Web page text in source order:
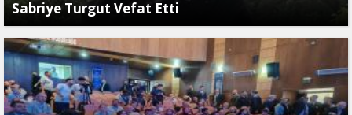
Sabriye Turgut Vefat Etti